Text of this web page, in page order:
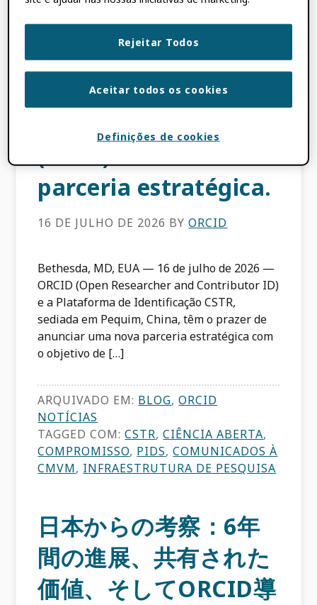
Plataforma Comum
de Identificação de
Recursos Científicos
e Tecnológicos
(CSTR) formam
parceria estratégica.
16 DE JULHO DE 2026 BYORCID
Bethesda, MD, EUA — 16 de julho de 2026 —
ORCID (Open Researcher and Contributor ID)
e a Plataforma de Identificação CSTR,
sediada em Pequim, China, têm o prazer de
anunciar uma nova parceria estratégica com
o objetivo de […]
ARQUIVADO EM: BLOG,ORCID
NOTÍCIAS
TAGGED COM:CSTR,CIÊNCIA ABERTA,
COMPROMISSO, PIDS,COMUNICADOS À
CMVM, INFRAESTRUTURA DE PESQUISA
日本からの考察：6年
間の進展、共有された
価値、そしてORCID導
Rejeitar Todos
Aceitar todos os cookies
Definições de cookies